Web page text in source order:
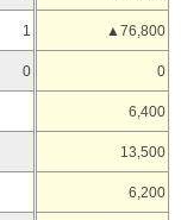
1 ▲76,800
0 0
6,400
13,500
6,200